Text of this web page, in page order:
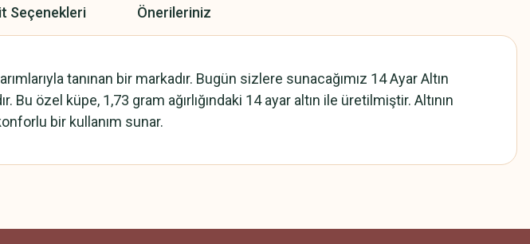
Seçenekleri Önerileriniz
tanınan bir markadır. Bugün sizlere sunacağımız 14 Ayar Altın
özel küpe, 1,73 gram ağırlığındaki 14 ayar altın ile üretilmiştir. Altının
bir kullanım sunar.
siz yapın!
soru sorulmamış.